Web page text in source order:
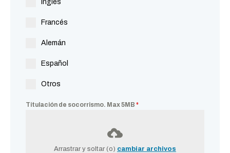
Ingles
Francés
Alemán
Español
Otros
Titulación de socorrismo. Max 5MB *
Arrastrar y soltar (o) cambiar archivos